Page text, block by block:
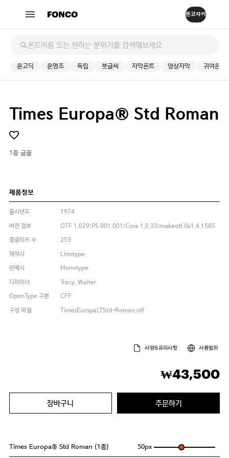
윤고딕 윤명조 독립 붓글씨 자막폰트 영상자막 귀여운
Times Europa® Std Roman
1종 글꼴
제품정보
출시년도
1974
버전 정보
OTF 1.029;PS 001.001;Core 1.0.33;makeotf.lib1.4.1585
총글리프 수
253
제작사
Linotype
판매사
Monotype
디자이너
Tracy, Walter
OpenType 구분
CFF
구성 파일
TimesEuropaLTStd-Roman.otf
사양&유의사항 사용범위
₩43,500
장바구니 주문하기
Times Europa® Std Roman (1종) 50px